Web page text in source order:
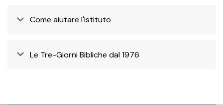
Come aiutare l'istituto
Le Tre-Giorni Bibliche dal 1976